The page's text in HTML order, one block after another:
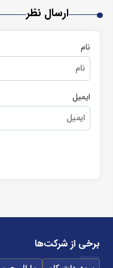
ارسال نظر
نام
ایمیل
برخی از شرکت‌ها